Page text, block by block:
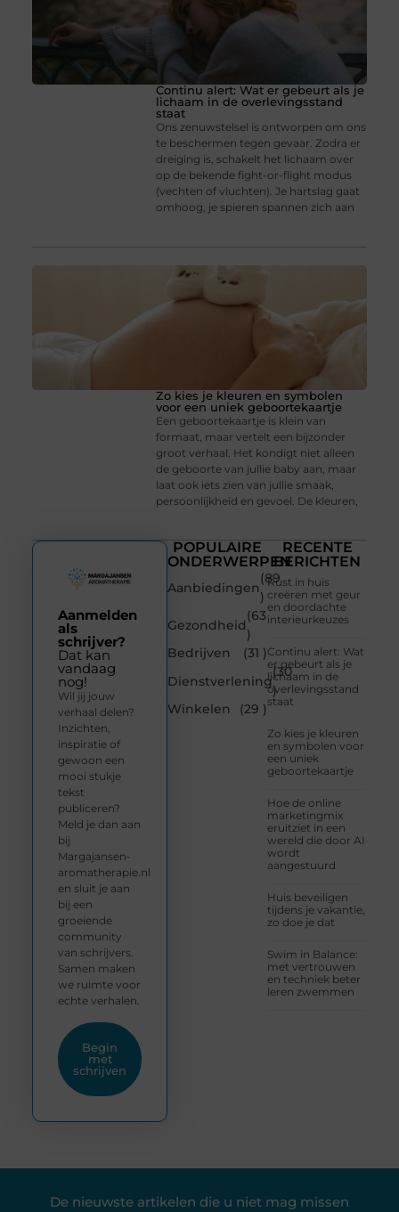
Continu alert: Wat er gebeurt als je
lichaam in de overlevingsstand
staat
Ons zenuwstelsel is ontworpen om ons
te beschermen tegen gevaar. Zodra er
dreiging is, schakelt het lichaam over
op de bekende fight-or-flight modus
(vechten of vluchten). Je hartslag gaat
omhoog, je spieren spannen zich aan
Zo kies je kleuren en symbolen
voor een uniek geboortekaartje
Een geboortekaartje is klein van
formaat, maar vertelt een bijzonder
groot verhaal. Het kondigt niet alleen
de geboorte van jullie baby aan, maar
laat ook iets zien van jullie smaak,
persoonlijkheid en gevoel. De kleuren,
POPULAIRE
ONDERWERPEN
Aanbiedingen
(89
)
Gezondheid
(63
)
Bedrijven
(31 )
Dienstverlening
(30
)
Winkelen
(29 )
RECENTE
BERICHTEN
Rust in huis
creëren met geur
en doordachte
interieurkeuzes
Continu alert: Wat
er gebeurt als je
lichaam in de
overlevingsstand
staat
Zo kies je kleuren
en symbolen voor
een uniek
geboortekaartje
Hoe de online
marketingmix
eruitziet in een
wereld die door AI
wordt
aangestuurd
Huis beveiligen
tijdens je vakantie,
zo doe je dat
Swim in Balance:
met vertrouwen
en techniek beter
leren zwemmen
Aanmelden
als
schrijver?
Dat kan
vandaag
nog!
Wil jij jouw
verhaal delen?
Inzichten,
inspiratie of
gewoon een
mooi stukje
tekst
publiceren?
Meld je dan aan
bij
Margajansen-
aromatherapie.nl
en sluit je aan
bij een
groeiende
community
van schrijvers.
Samen maken
we ruimte voor
echte verhalen.
Begin
met
schrijven
De nieuwste artikelen die u niet mag missen